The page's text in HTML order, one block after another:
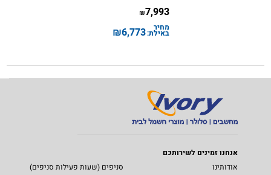
7,993
₪
מחיר
באילת:6,773
₪
אנחנו זמינים לשירותכם
אודותינו
סניפים (שעות פעילות סניפים)